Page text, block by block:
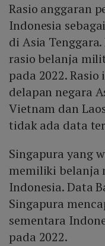
Rasio anggaran
Indonesia
di Asia
rasio belanja
pada 2022.
delapan negara
Vietnam dan
tidak ada data
Singapura yang
memiliki belanja
Indonesia. Data
Singapura
sementara
pada 2022.